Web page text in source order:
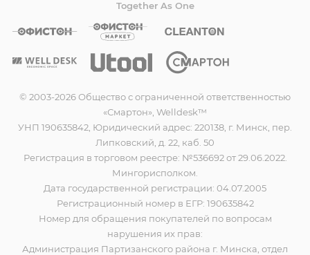
Together As One
© 2003-2026 Общество с ограниченной ответственностью
«Смартон», Welldesk™
УНП 190635842, Юридический адрес: 220138, г. Минск, пер.
Липковский, д. 22, каб. 50
Регистрация в торговом реестре: №536692 от 29.06.2022.
Мингорисполком.
Дата государственной регистрации: 04.07.2005
Регистрационный номер в ЕГР: 190635842
Номер для обращения покупателей по вопросам
нарушения их прав:
Администрация Партизанского района г. Минска, отдел